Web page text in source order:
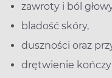
zawroty i ból
bladość skóry,
duszności oraz
drętwienie